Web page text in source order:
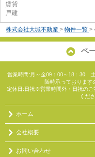
賃貸
戸建
株式会社大城不動産 > 物件一覧 >
ペ
営業時間:月～金09：00～18：30
随時承っております
定休日:日祝※営業時間外・日祝の
くだ
ホーム
会社概要
お問い合わせ